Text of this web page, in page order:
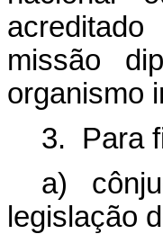
missão
organismo
3. Para
a)
legislação